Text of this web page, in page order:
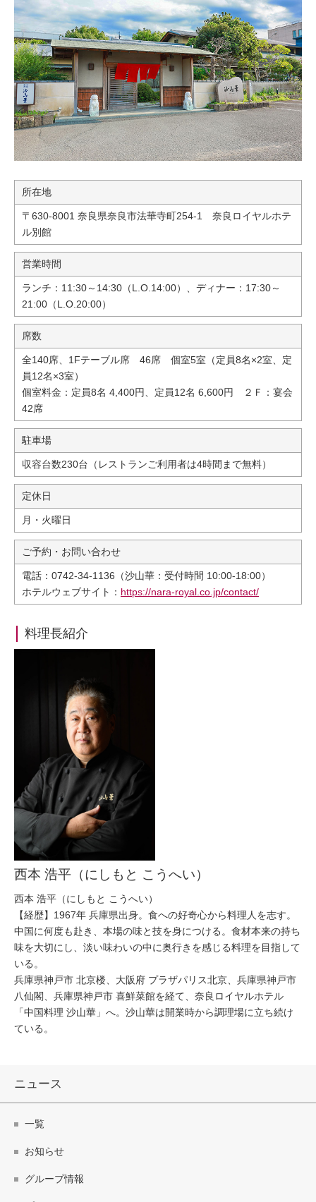
所在地
〒630-8001 奈良県奈良市法華寺町254-1 奈良ロイヤルホテ
ル別館
営業時間
ランチ：11:30～14:30（L.O.14:00）、ディナー：17:30～
21:00（L.O.20:00）
席数
全140席、1Fテーブル席 46席 個室5室（定員8名×2室、定
員12名×3室）
個室料金：定員8名 4,400円、定員12名 6,600円 ２Ｆ：宴会
42席
駐車場
収容台数230台（レストランご利用者は4時間まで無料）
定休日
月・火曜日
ご予約・お問い合わせ
電話：0742-34-1136（沙山華：受付時間 10:00-18:00）
ホテルウェブサイト： https://nara-royal.co.jp/contact/
料理長紹介
西本 浩平（にしもと こうへい）
西本 浩平（にしもと こうへい）
【経歴】1967年 兵庫県出身。食への好奇心から料理人を志す。
中国に何度も赴き、本場の味と技を身につける。食材本来の持ち
味を大切にし、淡い味わいの中に奥行きを感じる料理を目指して
いる。
兵庫県神戸市 北京楼、大阪府 プラザパリス北京、兵庫県神戸市
八仙閣、兵庫県神戸市 喜鮮菜館を経て、奈良ロイヤルホテル
「中国料理 沙山華」へ。沙山華は開業時から調理場に立ち続け
ている。
ニュース
一覧
お知らせ
グループ情報